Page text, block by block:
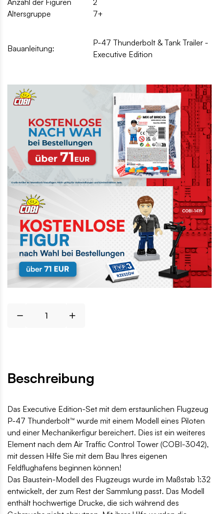
Altersgruppe
7+
Bauanleitung:
P-47 Thunderbolt & Tank Trailer -
Executive Edition
Beschreibung
Das Executive Edition-Set mit dem erstaunlichen Flugzeug
P-47 Thunderbolt™ wurde mit einem Modell eines Piloten
und einer Mechanikerfigur bereichert. Dies ist ein weiteres
Element nach dem Air Traffic Control Tower (COBI-3042),
mit dessen Hilfe Sie mit dem Bau Ihres eigenen
Feldflughafens beginnen können!
Das Baustein-Modell des Flugzeugs wurde im Maßstab 1:32
entwickelt, der zum Rest der Sammlung passt. Das Modell
enthält hochwertige Drucke, die sich während des